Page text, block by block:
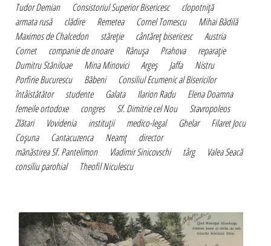
Tudor Demian Consistoriul Superior Bisericesc
clopotniţă
armata rusă
clădire Remetea Cornel Tomescu
Mihai Bădilă
Maximos de Chalcedon
stăreţie cântăreţ bisericesc
Austria
Cornet
companie de onoare Rănuşa Prahova
reparaţie
Dumitru Stăniloae
Mina Minovici Argeş Jaffa
Nistru
Porfirie Bucurescu
Băbeni
Consiliul Ecumenic al Bisericilor
întâistătător
studente Galata Ilarion Radu
Elena Doamna
femeile ortodoxe
congres Sf. Dimitrie cel Nou
Stavropoleos
Zlătari
Vovidenia instituţii medico-legal Ghelar
Filaret Jocu
Coşuna
Cantacuzenca Neamţ
director
mănăstirea Sf. Pantelimon
Vladimir Sinicovschi târg
Valea Seacă
consiliu parohial
Theofil Niculescu